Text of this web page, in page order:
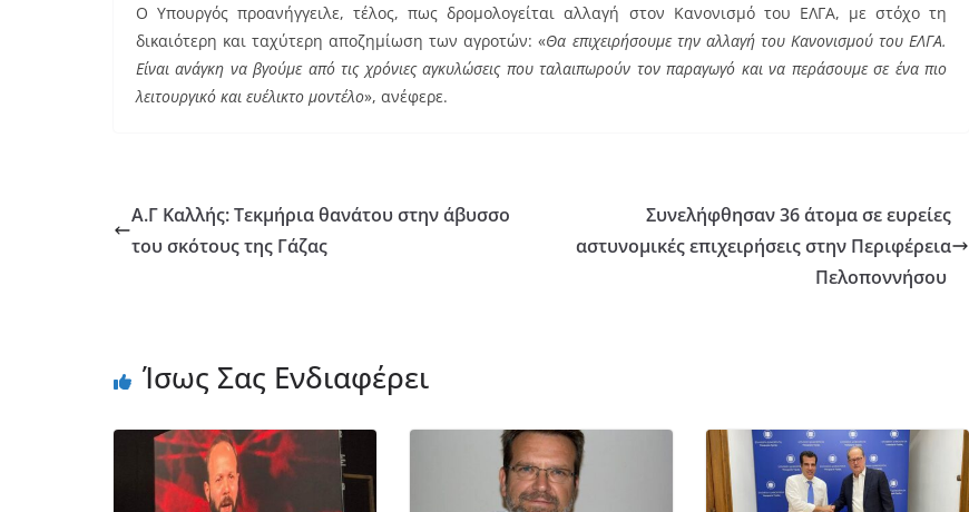
Ο Υπουργός προανήγγειλε, τέλος, πως δρομολογείται αλλαγή στον Κανονισμό του ΕΛΓΑ, με στόχο τη
δικαιότερη και ταχύτερη αποζημίωση των αγροτών: «Θα επιχειρήσουμε την αλλαγή του Κανονισμού του ΕΛΓΑ.
Είναι ανάγκη να βγούμε από τις χρόνιες αγκυλώσεις που ταλαιπωρούν τον παραγωγό και να περάσουμε σε ένα πιο
λειτουργικό και ευέλικτο μοντέλο», ανέφερε.
Α.Γ Καλλής: Τεκμήρια θανάτου στην άβυσσο
του σκότους της Γάζας
Συνελήφθησαν 36 άτομα σε ευρείες
αστυνομικές επιχειρήσεις στην Περιφέρεια
Πελοποννήσου
Ίσως Σας Ενδιαφέρει